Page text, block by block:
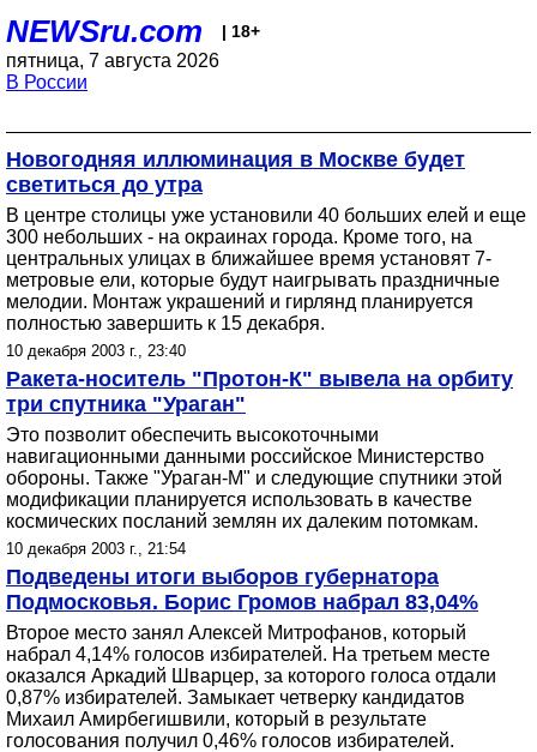
NEWSru.com | 18+
пятница, 7 августа 2026
В России
Новогодняя иллюминация в Москве будет
светиться до утра
В центре столицы уже установили 40 больших елей и еще
300 небольших - на окраинах города. Кроме того, на
центральных улицах в ближайшее время установят 7-
метровые ели, которые будут наигрывать праздничные
мелодии. Монтаж украшений и гирлянд планируется
полностью завершить к 15 декабря.
10 декабря 2003 г., 23:40
Ракета-носитель "Протон-К" вывела на орбиту
три спутника "Ураган"
Это позволит обеспечить высокоточными
навигационными данными российское Министерство
обороны. Также "Ураган-М" и следующие спутники этой
модификации планируется использовать в качестве
космических посланий землян их далеким потомкам.
10 декабря 2003 г., 21:54
Подведены итоги выборов губернатора
Подмосковья. Борис Громов набрал 83,04%
Второе место занял Алексей Митрофанов, который
набрал 4,14% голосов избирателей. На третьем месте
оказался Аркадий Шварцер, за которого голоса отдали
0,87% избирателей. Замыкает четверку кандидатов
Михаил Амирбегишвили, который в результате
голосования получил 0,46% голосов избирателей.